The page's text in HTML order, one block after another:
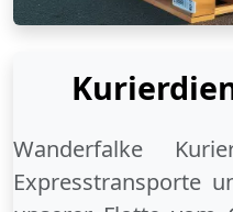
Wanderfalke
Expresstransporte